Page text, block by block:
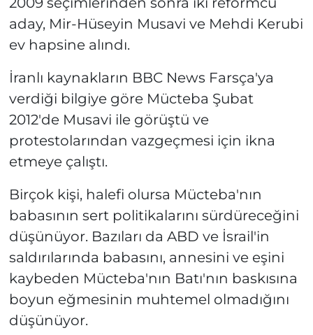
aday, Mir-Hüseyin Musavi ve Mehdi Kerubi
ev hapsine alındı.
İranlı kaynakların BBC News Farsça'ya
verdiği bilgiye göre Mücteba Şubat
2012'de Musavi ile görüştü ve
protestolarından vazgeçmesi için ikna
etmeye çalıştı.
Birçok kişi, halefi olursa Mücteba'nın
babasının sert politikalarını sürdüreceğini
düşünüyor. Bazıları da ABD ve İsrail'in
saldırılarında babasını, annesini ve eşini
kaybeden Mücteba'nın Batı'nın baskısına
boyun eğmesinin muhtemel olmadığını
düşünüyor.